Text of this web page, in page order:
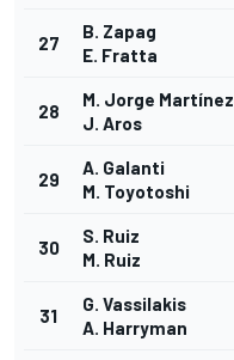
27
B. Zapag
E. Fratta
28
M. Jorge Martínez
J. Aros
29
A. Galanti
M. Toyotoshi
30
S. Ruiz
M. Ruiz
31
G. Vassilakis
A. Harryman